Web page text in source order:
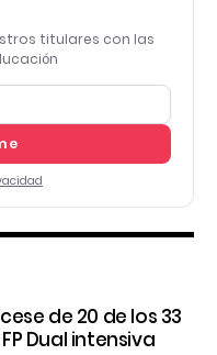
titulares con las
de 20 de los 33
Dual intensiva